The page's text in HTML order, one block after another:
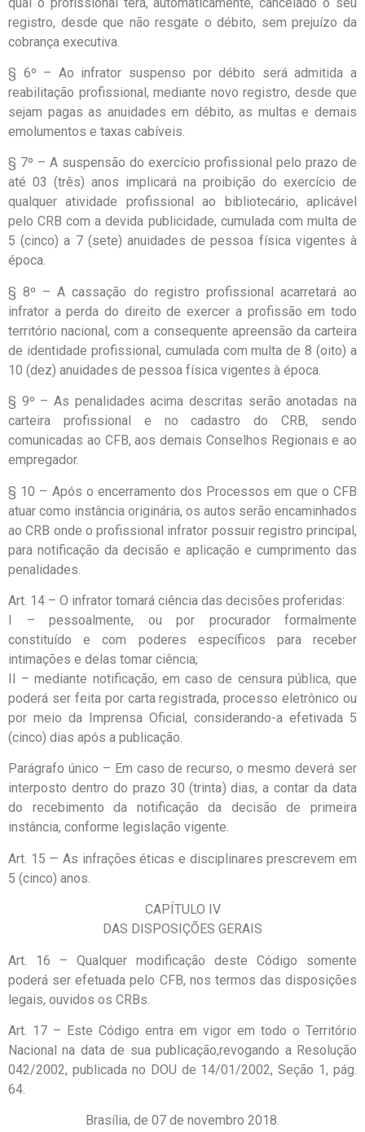
registro, desde que não resgate o débito, sem prejuízo da
cobrança executiva.
§ 6º – Ao infrator suspenso por débito será admitida a
reabilitação profissional, mediante novo registro, desde que
sejam pagas as anuidades em débito, as multas e demais
emolumentos e taxas cabíveis.
§ 7º – A suspensão do exercício profissional pelo prazo de
até 03 (três) anos implicará na proibição do exercício de
qualquer atividade profissional ao bibliotecário, aplicável
pelo CRB com a devida publicidade, cumulada com multa de
5 (cinco) a 7 (sete) anuidades de pessoa física vigentes à
época.
§ 8º – A cassação do registro profissional acarretará ao
infrator a perda do direito de exercer a profissão em todo
território nacional, com a consequente apreensão da carteira
de identidade profissional, cumulada com multa de 8 (oito) a
10 (dez) anuidades de pessoa física vigentes à época.
§ 9º – As penalidades acima descritas serão anotadas na
carteira profissional e no cadastro do CRB, sendo
comunicadas ao CFB, aos demais Conselhos Regionais e ao
empregador.
§ 10 – Após o encerramento dos Processos em que o CFB
atuar como instância originária, os autos serão encaminhados
ao CRB onde o profissional infrator possuir registro principal,
para notificação da decisão e aplicação e cumprimento das
penalidades.
Art. 14 – O infrator tomará ciência das decisões proferidas:
I – pessoalmente, ou por procurador formalmente
constituído e com poderes específicos para receber
intimações e delas tomar ciência;
II – mediante notificação, em caso de censura pública, que
poderá ser feita por carta registrada, processo eletrônico ou
por meio da Imprensa Oficial, considerando-a efetivada 5
(cinco) dias após a publicação.
Parágrafo único – Em caso de recurso, o mesmo deverá ser
interposto dentro do prazo 30 (trinta) dias, a contar da data
do recebimento da notificação da decisão de primeira
instância, conforme legislação vigente.
Art. 15 — As infrações éticas e disciplinares prescrevem em
5 (cinco) anos.
CAPÍTULO IV
DAS DISPOSIÇÕES GERAIS
Art. 16 – Qualquer modificação deste Código somente
poderá ser efetuada pelo CFB, nos termos das disposições
legais, ouvidos os CRBs.
Art. 17 – Este Código entra em vigor em todo o Território
Nacional na data de sua publicação,revogando a Resolução
042/2002, publicada no DOU de 14/01/2002, Seção 1, pág.
64.
Brasília, de 07 de novembro 2018.